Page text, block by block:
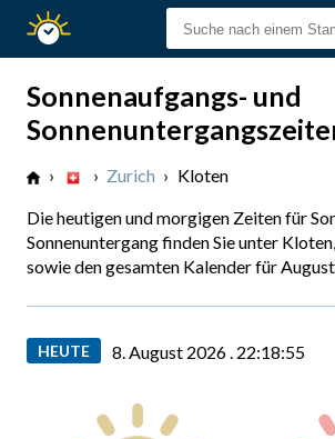
Sonnenzeiten
Sonnenaufgangs- und
› › Zurich › Kloten
Die heutigen und morgigen Zeiten für
Sonnenuntergang finden Sie unter
sowie den gesamten Kalender für
HEUTE 8. August 2026 . 22:18:56